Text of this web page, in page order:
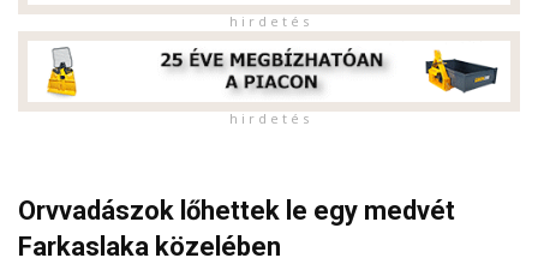
h i r d e t é s
h i r d e t é s
Orvvadászok lőhettek le egy medvét
Farkaslaka közelében